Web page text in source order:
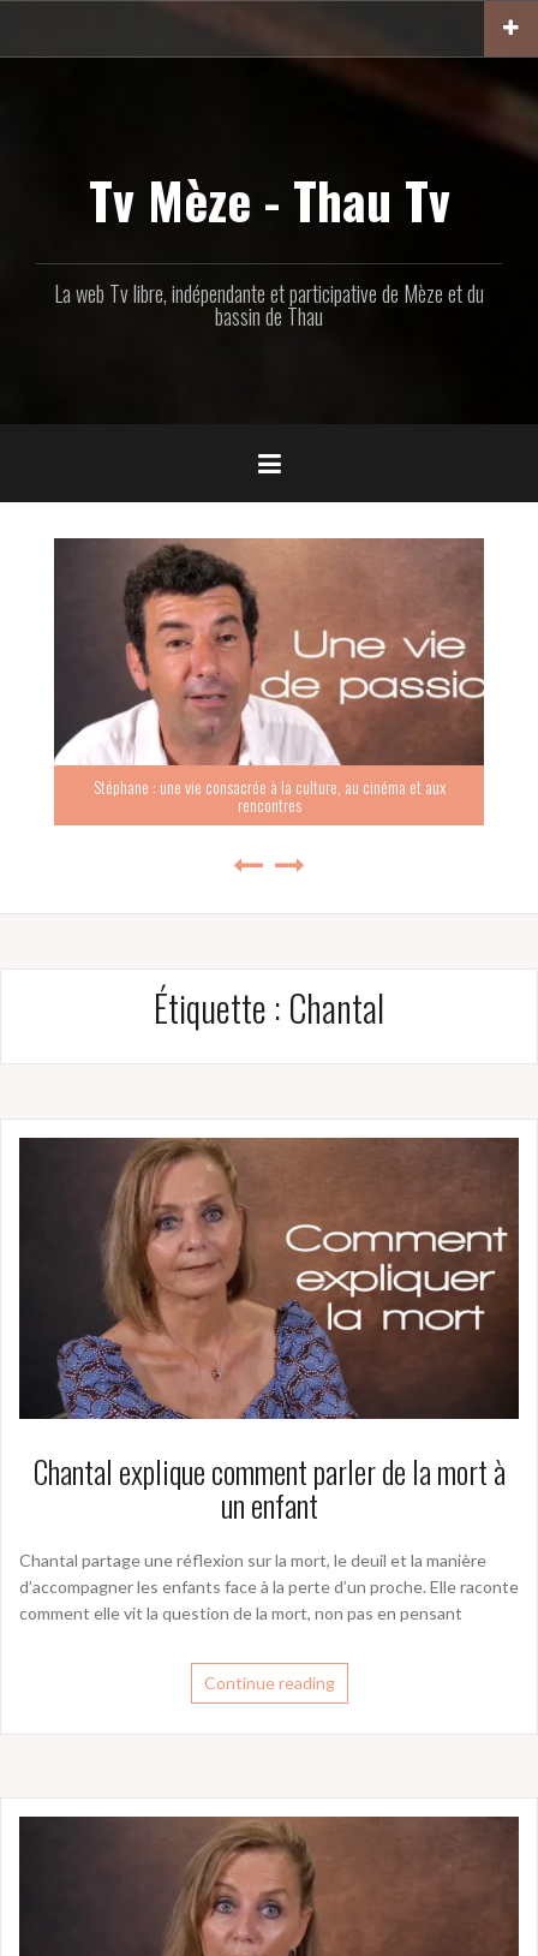
contenu
Tv Mèze - Thau Tv
La web Tv libre, indépendante et participative de Mèze et du
bassin de Thau
Stéphane : une vie consacrée à la culture, au cinéma et aux
rencontres
Étiquette : Chantal
Chantal explique comment parler de la mort à
un enfant
Chantal partage une réflexion sur la mort, le deuil et la manière
d’accompagner les enfants face à la perte d’un proche. Elle raconte
comment elle vit la question de la mort, non pas en pensant
Continue reading